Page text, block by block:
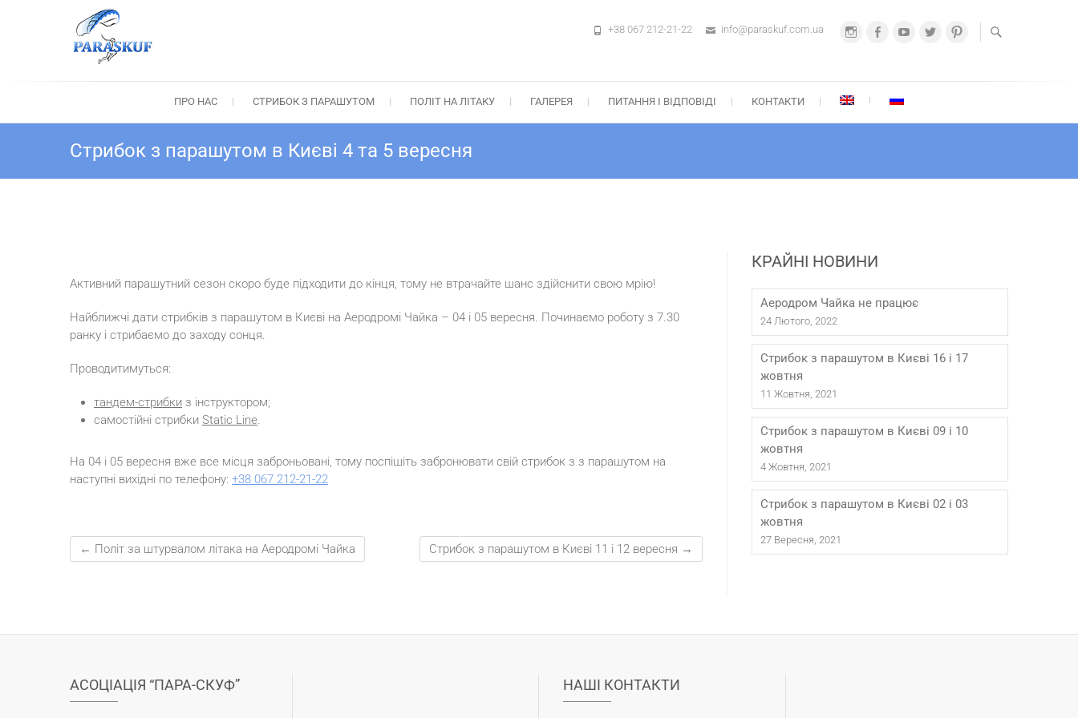
Стрибок з парашутом в Києві на Аеродромі Чайка – ПАРА-СКУФ
InstagramFacebookYoutubeTwitter Pinterest
+38 067 212-21-22 info@paraskuf.com.ua
ПРО НАС СТРИБОК З ПАРАШУТОМ ПОЛІТ НА ЛІТАКУ ГАЛЕРЕЯ ПИТАННЯ І ВІДПОВІДІ КОНТАКТИ
Стрибок з парашутом в Києві 4 та 5 вересня
Активний парашутний сезон скоро буде підходити до кінця, тому не втрачайте шанс здійснити свою мрію!
Найближчі дати стрибків з парашутом в Києві на Аеродромі Чайка – 04 і 05 вересня. Починаємо роботу з 7.30
ранку і стрибаємо до заходу сонця.
Проводитимуться:
тандем-стрибки з інструктором;
самостійні стрибки Static Line.
На 04 і 05 вересня вже все місця заброньовані, тому поспішіть забронювати свій стрибок з з парашутом на
наступні вихідні по телефону: +38 067 212-21-22
← Політ за штурвалом літака на Аеродромі Чайка Стрибок з парашутом в Києві 11 і 12 вересня →
КРАЙНІ НОВИНИ
Аеродром Чайка не працює
24 Лютого, 2022
Стрибок з парашутом в Києві 16 і 17
жовтня
11 Жовтня, 2021
Стрибок з парашутом в Києві 09 і 10
жовтня
4 Жовтня, 2021
Стрибок з парашутом в Києві 02 і 03
жовтня
27 Вересня, 2021
АСОЦІАЦІЯ “ПАРА-СКУФ” НАШІ КОНТАКТИ